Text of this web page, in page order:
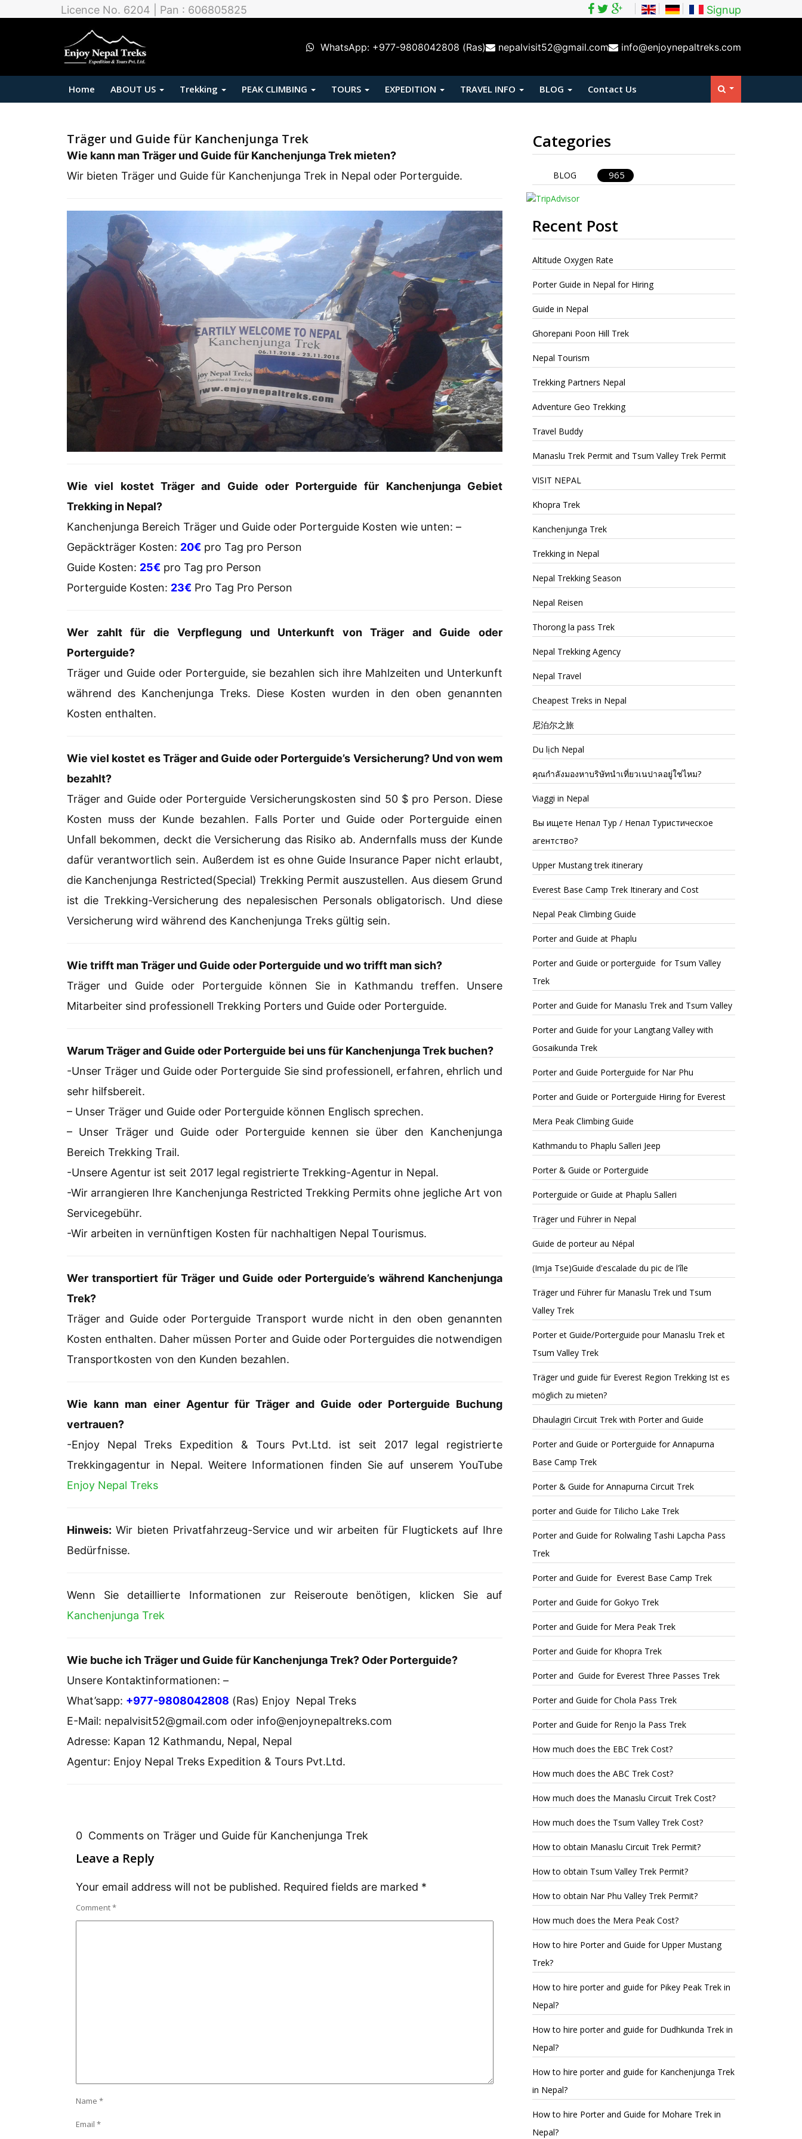
Licence No. 6204 | Pan : 606805825 Signup
WhatsApp: +977-9808042808 (Ras) nepalvisit52@gmail.com info@enjoynepaltreks.com
Home ABOUT US Trekking PEAK CLIMBING TOURS EXPEDITION TRAVEL INFO BLOG Contact Us
Träger und Guide für Kanchenjunga Trek
Wie kann man Träger und Guide für Kanchenjunga Trekmieten?
Wir bieten Träger und Guide für Kanchenjunga Trek in Nepal oder Porterguide.
Wie viel kostet Träger and Guide oder Porterguide für Kanchenjunga Gebiet
Trekking in Nepal?
Kanchenjunga Bereich Träger und Guide oder Porterguide Kosten wie unten: –
Gepäckträger Kosten: 20€ pro Tag pro Person
Guide Kosten: 25€ pro Tag pro Person
Porterguide Kosten: 23€ Pro Tag Pro Person
Wer zahlt für die Verpflegung und Unterkunft von Träger and Guide oder
Porterguide?
Träger und Guide oder Porterguide, sie bezahlen sich ihre Mahlzeiten und Unterkunft
während des Kanchenjunga Treks. Diese Kosten wurden in den oben genannten
Kosten enthalten.
Wie viel kostet es Träger and Guide oder Porterguide’s Versicherung? Und von wem
bezahlt?
Träger and Guide oder Porterguide Versicherungskosten sind 50 $ pro Person. Diese
Kosten muss der Kunde bezahlen. Falls Porter und Guide oder Porterguide einen
Unfall bekommen, deckt die Versicherung das Risiko ab. Andernfalls muss der Kunde
dafür verantwortlich sein. Außerdem ist es ohne Guide Insurance Paper nicht erlaubt,
die Kanchenjunga Restricted(Special) Trekking Permit auszustellen. Aus diesem Grund
ist die Trekking-Versicherung des nepalesischen Personals obligatorisch. Und diese
Versicherung wird während des Kanchenjunga Treks gültig sein.
Wie trifft man Träger und Guide oder Porterguide und wo trifft man sich?
Träger und Guide oder Porterguide können Sie in Kathmandu treffen. Unsere
Mitarbeiter sind professionell Trekking Porters und Guide oder Porterguide.
Warum Träger and Guide oder Porterguide bei uns für Kanchenjunga Trek buchen?
-Unser Träger und Guide oder Porterguide Sie sind professionell, erfahren, ehrlich und
sehr hilfsbereit.
– Unser Träger und Guide oder Porterguide können Englisch sprechen.
– Unser Träger und Guide oder Porterguide kennen sie über den Kanchenjunga
Bereich Trekking Trail.
-Unsere Agentur ist seit 2017 legal registrierte Trekking-Agentur in Nepal.
-Wir arrangieren Ihre Kanchenjunga Restricted Trekking Permits ohne jegliche Art von
Servicegebühr.
-Wir arbeiten in vernünftigen Kosten für nachhaltigen Nepal Tourismus.
Wer transportiert für Träger und Guide oder Porterguide’s während Kanchenjunga
Trek?
Träger and Guide oder Porterguide Transport wurde nicht in den oben genannten
Kosten enthalten. Daher müssen Porter and Guide oder Porterguides die notwendigen
Transportkosten von den Kunden bezahlen.
Wie kann man einer Agentur für Träger and Guide oder Porterguide Buchung
vertrauen?
-Enjoy Nepal Treks Expedition & Tours Pvt.Ltd. ist seit 2017 legal registrierte
Trekkingagentur in Nepal. Weitere Informationen finden Sie auf unserem YouTube
Enjoy Nepal Treks
Hinweis: Wir bieten Privatfahrzeug-Service und wir arbeiten für Flugtickets auf Ihre
Bedürfnisse.
Wenn Sie detaillierte Informationen zur Reiseroute benötigen, klicken Sie auf
Kanchenjunga Trek
Wie buche ich Träger und Guide für Kanchenjunga Trek? Oder Porterguide?
Unsere Kontaktinformationen: –
What’sapp: +977-9808042808 (Ras) Enjoy Nepal Treks
E-Mail: nepalvisit52@gmail.com oder info@enjoynepaltreks.com
Adresse: Kapan 12 Kathmandu, Nepal, Nepal
Agentur: Enjoy Nepal Treks Expedition & Tours Pvt.Ltd.
0 Comments on Träger und Guide für Kanchenjunga Trek
Leave a Reply
Your email address will not be published. Required fields are marked *
Comment*
Name *
Email *
Categories
BLOG 965
Recent Post
Altitude Oxygen Rate
Porter Guide in Nepal for Hiring
Guide in Nepal
Ghorepani Poon Hill Trek
Nepal Tourism
Trekking Partners Nepal
Adventure Geo Trekking
Travel Buddy
Manaslu Trek Permit and Tsum Valley Trek Permit
VISIT NEPAL
Khopra Trek
Kanchenjunga Trek
Trekking in Nepal
Nepal Trekking Season
Nepal Reisen
Thorong la pass Trek
Nepal Trekking Agency
Nepal Travel
Cheapest Treks in Nepal
尼泊尔之旅
Du lịch Nepal
คุณกำลังมองหาบริษัทนำเที่ยวเนปาลอยู่ใช่ไหม?
Viaggi in Nepal
Вы ищете Непал Тур / Непал Туристическое
агентство?
Upper Mustang trek itinerary
Everest Base Camp Trek Itinerary and Cost
Nepal Peak Climbing Guide
Porter and Guide at Phaplu
Porter and Guide or porterguide for Tsum Valley
Trek
Porter and Guide for Manaslu Trek and Tsum Valley
Porter and Guide for your Langtang Valley with
Gosaikunda Trek
Porter and Guide Porterguide for Nar Phu
Porter and Guide or Porterguide Hiring for Everest
Mera Peak Climbing Guide
Kathmandu to Phaplu Salleri Jeep
Porter & Guide or Porterguide
Porterguide or Guide at Phaplu Salleri
Träger und Führer in Nepal
Guide de porteur au Népal
(Imja Tse)Guide d'escalade du pic de l'île
Träger und Führer für Manaslu Trek und Tsum
Valley Trek
Porter et Guide/Porterguide pour Manaslu Trek et
Tsum Valley Trek
Träger und guide für Everest Region Trekking Ist es
möglich zu mieten?
Dhaulagiri Circuit Trek with Porter and Guide
Porter and Guide or Porterguide for Annapurna
Base Camp Trek
Porter & Guide for Annapurna Circuit Trek
porter and Guide for Tilicho Lake Trek
Porter and Guide for Rolwaling Tashi Lapcha Pass
Trek
Porter and Guide for Everest Base Camp Trek
Porter and Guide for Gokyo Trek
Porter and Guide for Mera Peak Trek
Porter and Guide for Khopra Trek
Porter and Guide for Everest Three Passes Trek
Porter and Guide for Chola Pass Trek
Porter and Guide for Renjo la Pass Trek
How much does the EBC Trek Cost?
How much does the ABC Trek Cost?
How much does the Manaslu Circuit Trek Cost?
How much does the Tsum Valley Trek Cost?
How to obtain Manaslu Circuit Trek Permit?
How to obtain Tsum Valley Trek Permit?
How to obtain Nar Phu Valley Trek Permit?
How much does the Mera Peak Cost?
How to hire Porter and Guide for Upper Mustang
Trek?
How to hire porter and guide for Pikey Peak Trek in
Nepal?
How to hire porter and guide for Dudhkunda Trek in
Nepal?
How to hire porter and guide for Kanchenjunga Trek
in Nepal?
How to hire Porter and Guide for Mohare Trek in
Nepal?